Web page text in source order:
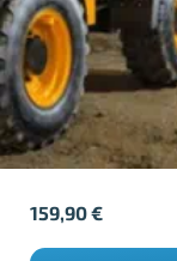
159,90€